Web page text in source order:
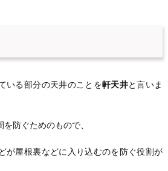
いる部分の天井のことを軒天井と言いま
防ぐためのもので、
が屋根裏などに入り込むのを防ぐ役割が